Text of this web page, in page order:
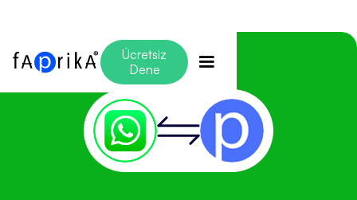
Ücretsiz
Dene